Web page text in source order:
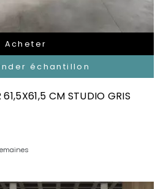
Acheter
échantillon
61,5X61,5 CM STUDIO GRIS